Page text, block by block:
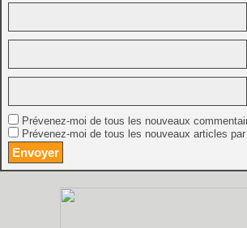
Prévenez-moi de tous les nouveaux
Prévenez-moi de tous les nouveaux articles